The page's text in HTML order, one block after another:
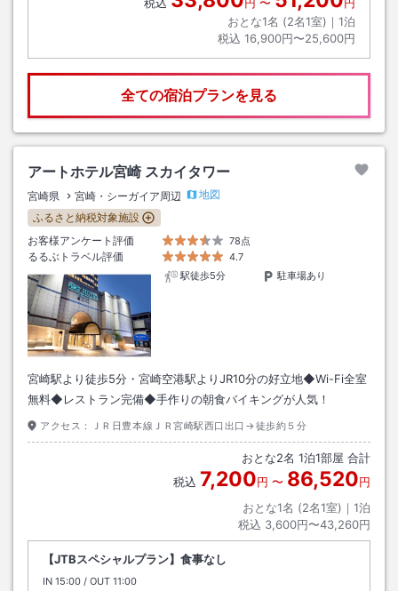
おとな1名 (2名1室)｜ 1泊
税込 16,900円〜25,600円
全ての宿泊プランを見る
アートホテル宮崎 スカイタワー
宮崎県 宮崎・シーガイア周辺
地図
ふるさと納税対象施設
お客様アンケート評価
78点
るるぶトラベル評価
4.7
駅徒歩5分
駐車場あり
宮崎駅より徒歩5分・宮崎空港駅よりJR10分の好立地◆Wi-Fi全室
無料◆レストラン完備◆手作りの朝食バイキングが人気！
アクセス： ＪＲ日豊本線ＪＲ宮崎駅西口出口→徒歩約５分
おとな2名 1泊1部屋 合計
税込 7,200円 〜 86,520円
おとな1名 (2名1室)｜ 1泊
税込 3,600円〜43,260円
【JTBスペシャルプラン】食事なし
IN チェックイン
15:00 / OUT チェックアウト
11:00